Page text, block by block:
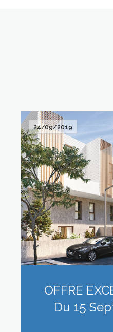
24/09/2019
OFFRE
Du 15